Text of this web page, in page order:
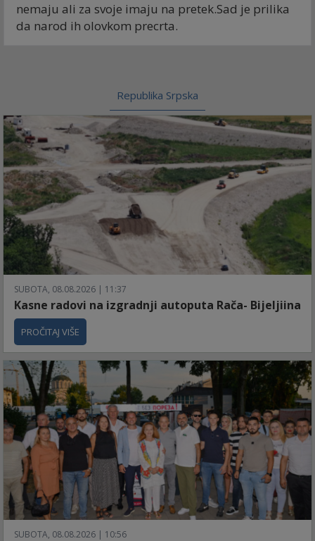
nemaju ali za svoje imaju na pretek.Sad je prilika
da narod ih olovkom precrta.
Republika Srpska
SUBOTA, 08.08.2026 | 11:37
Kasne radovi na izgradnji autoputa Rača- Bijeljiina
PROČITAJ VIŠE
SUBOTA, 08.08.2026 | 10:56